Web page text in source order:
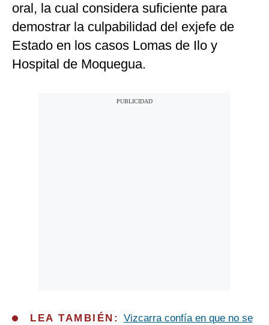
oral, la cual considera suficiente para
demostrar la culpabilidad del exjefe de
Estado en los casos Lomas de Ilo y
Hospital de Moquegua.
LEA TAMBIÉN: Vizcarra confía en que no se